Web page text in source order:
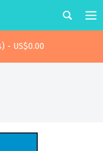
- US$0.00